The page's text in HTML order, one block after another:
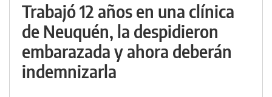
Trabajó 12 años en una clínica
de Neuquén, la despidieron
embarazada y ahora deberán
indemnizarla